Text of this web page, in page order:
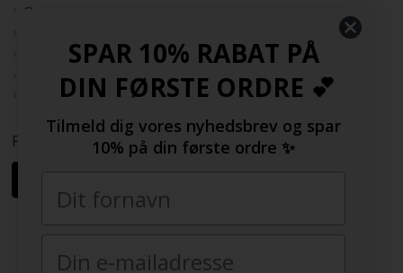
Om os
Sitemap
Rabatkode
Samarbejdspartnere
Følg os her
SPAR 10% RABAT PÅ
DIN FØRSTE ORDRE 💕
Tilmeld dig vores nyhedsbrev og spar
10% på din første ordre ✨